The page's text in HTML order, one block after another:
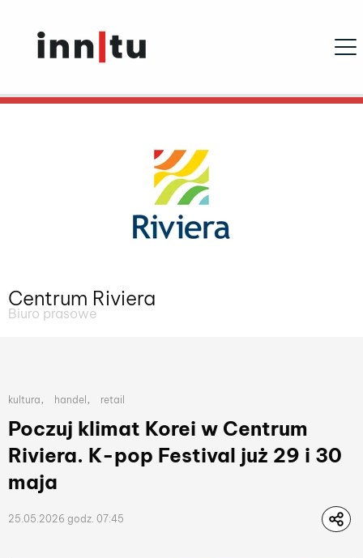
Centrum Riviera
Biuro prasowe
Poczuj klimat Korei w Centrum
Riviera. K-pop Festival już 29 i 30
maja
Lista przynależnych kategorii publikacji
kultura, handel , retail
25.05.2026 godz. 07:45